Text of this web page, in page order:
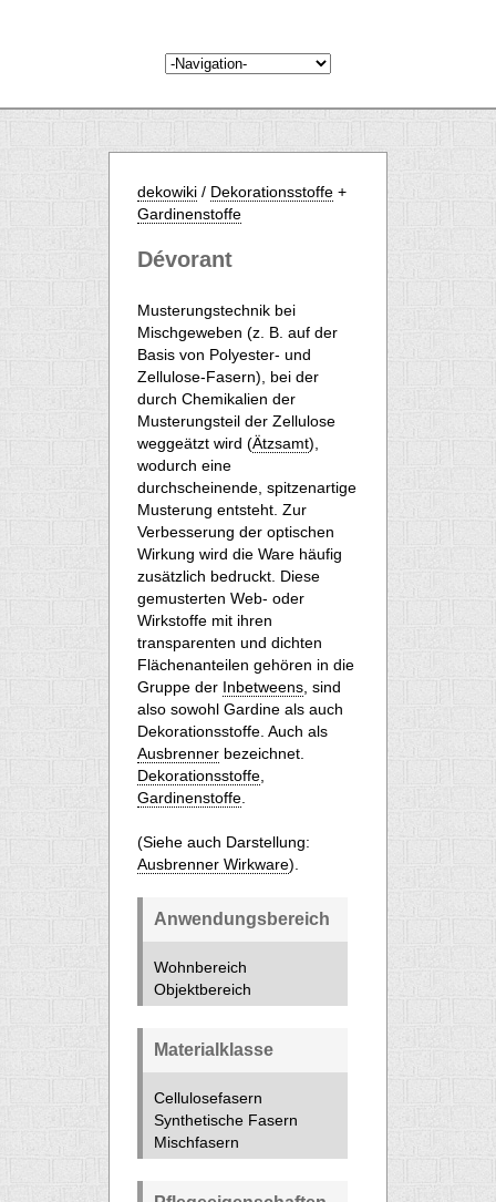
dekowiki / Dekorationsstoffe +
Gardinenstoffe
Dévorant
Musterungstechnik bei
Mischgeweben (z. B. auf der
Basis von Polyester- und
Zellulose-Fasern), bei der
durch Chemikalien der
Musterungsteil der Zellulose
weggeätzt wird (Ätzsamt),
wodurch eine
durchscheinende, spitzenartige
Musterung entsteht. Zur
Verbesserung der optischen
Wirkung wird die Ware häufig
zusätzlich bedruckt. Diese
gemusterten Web- oder
Wirkstoffe mit ihren
transparenten und dichten
Flächenanteilen gehören in die
Gruppe der Inbetweens , sind
also sowohl Gardine als auch
Dekorationsstoffe. Auch als
Ausbrenner bezeichnet.
Dekorationsstoffe
Gardinenstoffe
(Siehe auch Darstellung:
Ausbrenner Wirkware).
Anwendungsbereich
Wohnbereich
Objektbereich
Materialklasse
Cellulosefasern
Synthetische Fasern
Mischfasern